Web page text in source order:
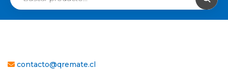
contacto@qremate.cl